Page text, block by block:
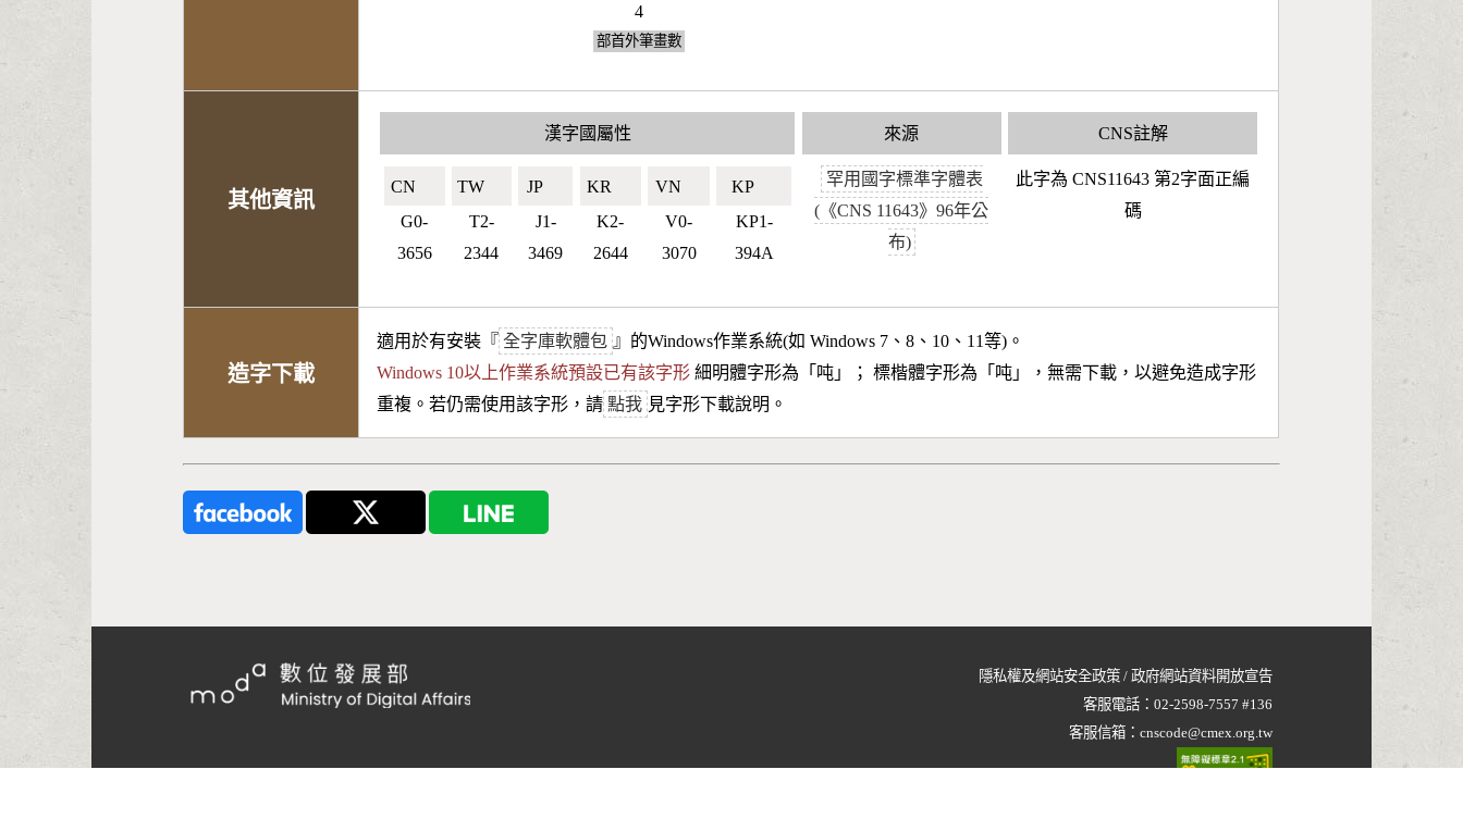
4
部首外筆畫數
其他資訊
漢字國屬性
CN🇨🇳
G0-
3656
TW🇹🇼
T2-
2344
JP🇯🇵
J1-
3469
KR🇰🇷
K2-
2644
VN🇻🇳
V0-
3070
KP🇰🇵
KP1-
394A
來源
罕用國字標準字體表
(《CNS 11643》96年公
布)
CNS註解
此字為 CNS11643 第2字面正編
碼
造字下載
適用於有安裝『 全字庫軟體包 』的Windows作業系統(如 Windows 7、8、10、11等)。
Windows 10以上作業系統預設已有該字形 細明體字形為「 吨 」； 標楷體字形為「 吨 」，無需下載，以避免造成字形
重複。若仍需使用該字形，請 點我 見字形下載說明。
隱私權及網站安全政策 /政府網站資料開放宣告
客服電話：02-2598-7557 #136
客服信箱：cnscode@cmex.org.tw